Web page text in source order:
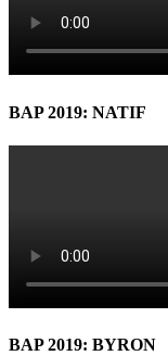
BAP 2019: NATIF
BAP 2019: BYRON